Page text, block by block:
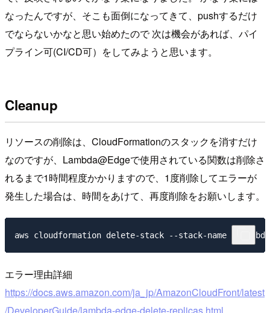
なったんですが、そこも面倒になってきて、pushするだけ
でならないかなと思い始めたので 次は機会があれば、パイ
プライン可(CI/CD可）をしてみようと思います。
Cleanup
リソースの削除は、CloudFormationのスタックを消すだけ
なのですが、Lambda@Edgeで使用されている関数は削除さ
れるまで1時間程度かかりますので、1度削除してエラーが
発生した場合は、時間をあけて、再度削除をお願いします。
エラー理由詳細
https://docs.aws.amazon.com/ja_jp/AmazonCloudFront/latest
/DeveloperGuide/lambda-edge-delete-replicas.html